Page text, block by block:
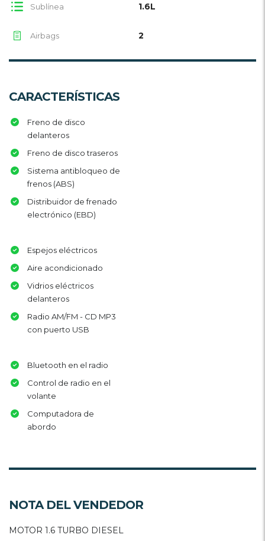
Sublínea 1.6L
Airbags 2
CARACTERÍSTICAS
Freno de disco
delanteros
Freno de disco traseros
Sistema antibloqueo de
frenos (ABS)
Distribuidor de frenado
electrónico (EBD)
Espejos eléctricos
Aire acondicionado
Vidrios eléctricos
delanteros
Radio AM/FM - CD MP3
con puerto USB
Bluetooth en el radio
Control de radio en el
volante
Computadora de
abordo
NOTA DEL VENDEDOR
MOTOR 1.6 TURBO DIESEL